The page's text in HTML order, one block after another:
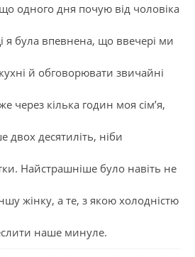
одного дня почую від чоловіка
я була впевнена, що ввечері ми
й обговорювати звичайні
через кілька годин моя сім’я,
двох десятиліть, ніби
Найстрашніше було навіть не
жінку, а те, з якою холодністю
наше минуле.